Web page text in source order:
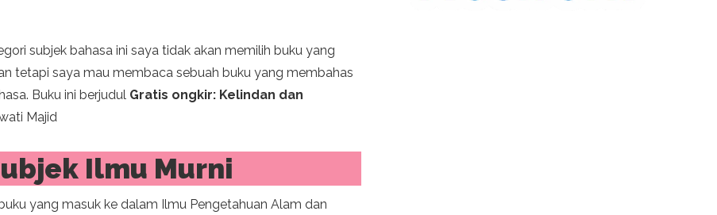
subjek bahasa ini saya tidak akan memilih buku yang
tetapi saya mau membaca sebuah buku yang membahas
Buku ini berjudul Gratis ongkir: Kelindan dan
Majid
Ilmu Murni
yang masuk ke dalam Ilmu Pengetahuan Alam dan